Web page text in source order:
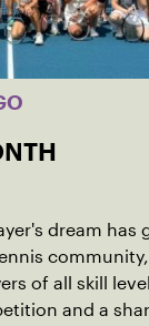
dream has
community,
of all skill
and a